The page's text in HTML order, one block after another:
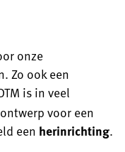
onze
Zo ook een
is in veel
voor een
een herinrichting.